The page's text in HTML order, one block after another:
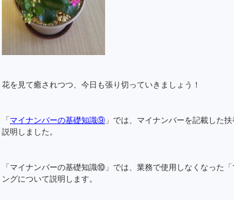
花を見て癒されつつ、今日も張り切っていきましょう！
「 マイナンバーの基礎知識⑨ 」では、マイナンバーを記載した
説明しました。
「マイナンバーの基礎知識⑩」では、業務で使用しなくなった
ングについて説明します。